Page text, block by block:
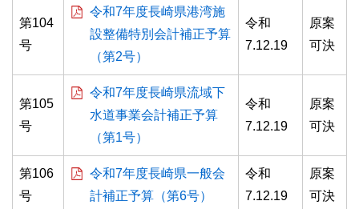
第104
号
令和7年度長崎県港湾施
設整備特別会計補正予算
（第2号）
令和
7.12.19
原案
可決
第105
号
令和7年度長崎県流域下
水道事業会計補正予算
（第1号）
令和
7.12.19
原案
可決
第106
号
令和7年度長崎県一般会
計補正予算（第6号）
令和
7.12.19
原案
可決